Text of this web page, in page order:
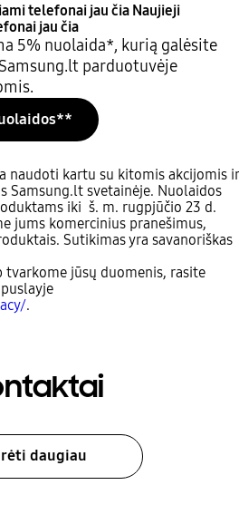
telefonai jau čia Naujieji
jau čia
5% nuolaida*, kurią galėsite
parduotuvėje
naudoti kartu su kitomis akcijomis ir
Samsung.lt svetainėje. Nuolaidos
iki š. m. rugpjūčio 23 d.
jums komercinius pranešimus,
Sutikimas yra savanoriškas
jūsų duomenis, rasite
.
daugiau